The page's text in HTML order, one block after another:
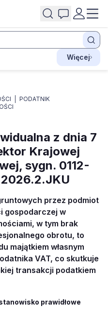
Więcej
PODATNIK
z dnia 7
Krajowej
sygn. 0112-
przez podmiot
gospodarczej w
w tym brak
obrotu, to
majątkiem własnym
VAT, co skutkuje
transakcji podatkiem
prawidłowe